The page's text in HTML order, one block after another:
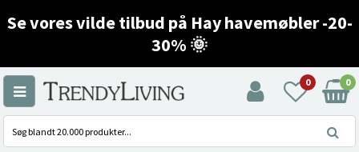
Se vores vilde tilbud på Hay havemøbler -20-
30% 🌞
0 0